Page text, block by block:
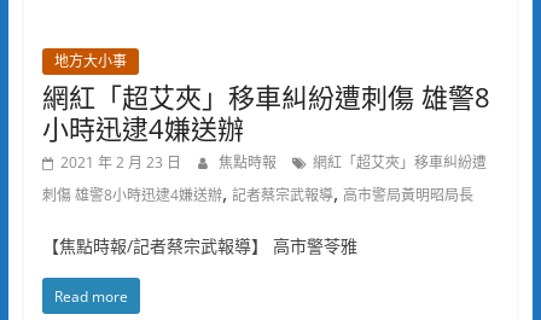
地方大小事
網紅「超艾夾」移車糾紛遭刺傷 雄警8
小時迅逮4嫌送辦
2021 年 2 月 23 日 焦點時報
網紅「超艾夾」移車糾紛遭
刺傷 雄警8小時迅逮4嫌送辦, 記者蔡宗武報導, 高市警局黃明昭局長
【焦點時報/記者蔡宗武報導】 高市警苓雅
Read more